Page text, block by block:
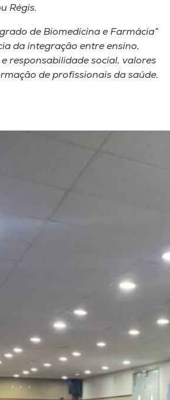
Régis.
de Biomedicina e Farmácia”
da integração entre ensino,
responsabilidade social, valores
de profissionais da saúde.